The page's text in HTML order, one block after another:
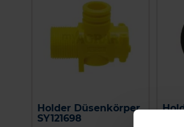
Holder Düsenkörper
SY121698